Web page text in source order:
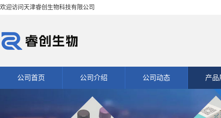
欢迎访问天津睿创生物科技有限公司
公司首页 公司介绍 公司动态 产品